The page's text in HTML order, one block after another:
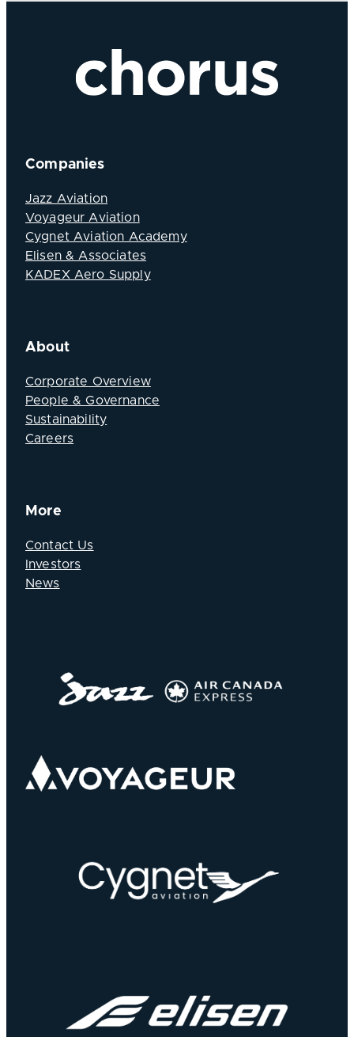
Companies
Jazz Aviation
Voyageur Aviation
Cygnet Aviation Academy
Elisen & Associates
KADEX Aero Supply
About
Corporate Overview
People & Governance
Sustainability
Careers
More
Contact Us
Investors
News